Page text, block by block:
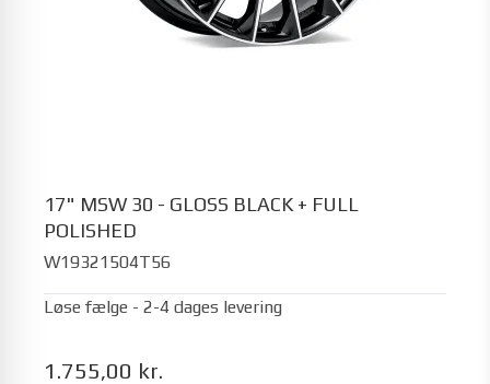
17" MSW 30 - GLOSS BLACK + FULL
POLISHED
W19321504T56
Løse fælge - 2-4 dages levering
1.755,00 kr.